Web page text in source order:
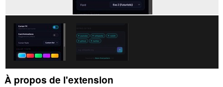
navigation.
À propos de l'extension